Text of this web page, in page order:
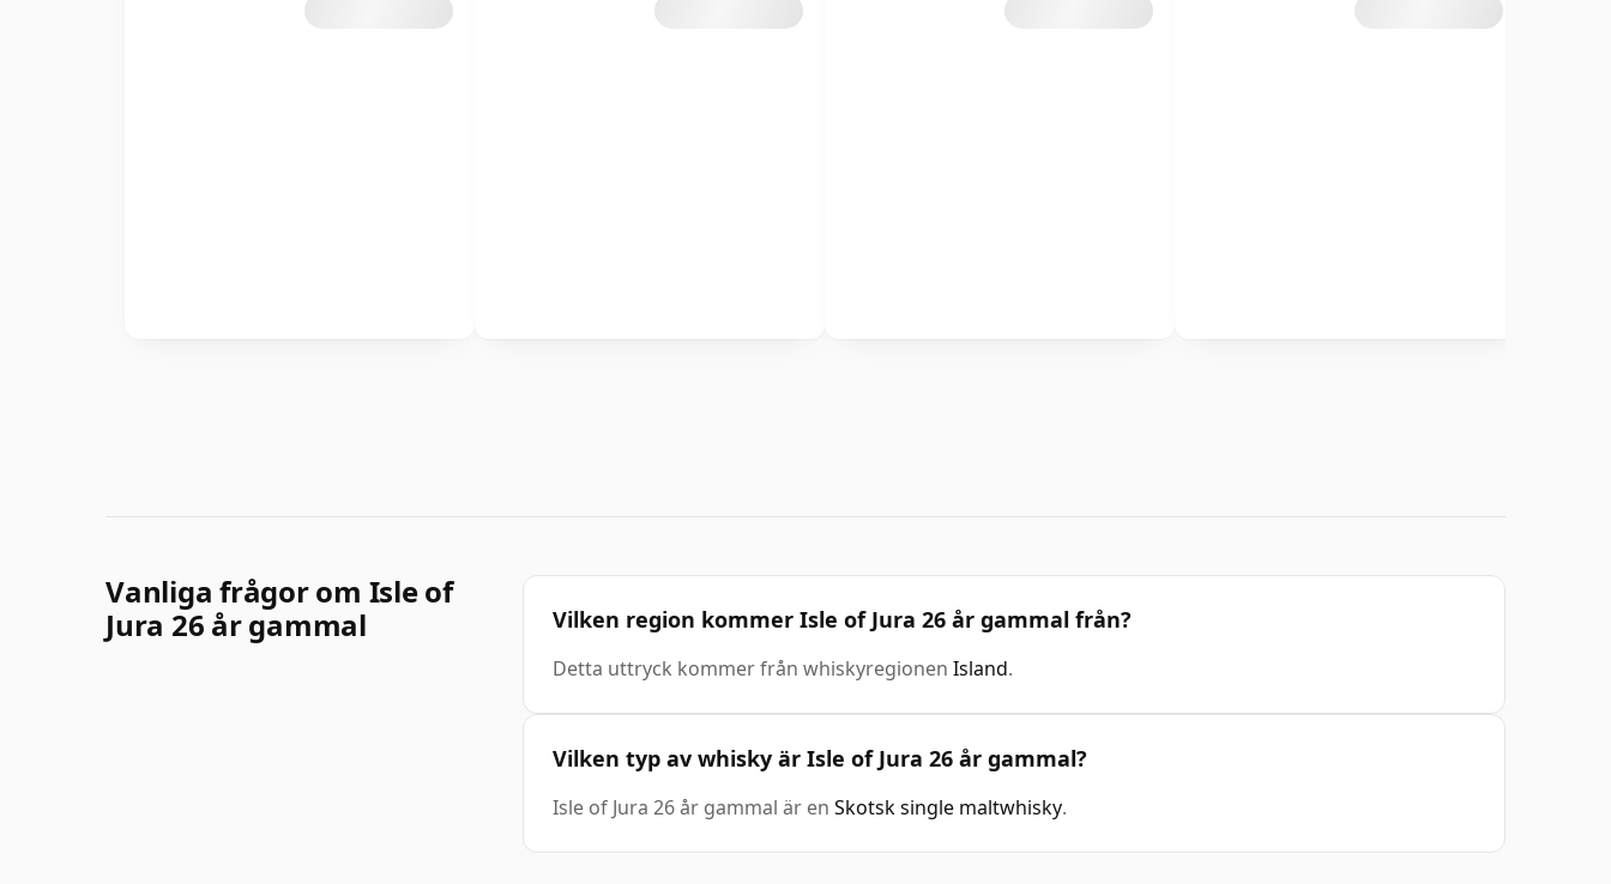
Vanliga frågor om Isle of
Jura 26 år gammal
Vilken region kommer Isle of Jura 26 år gammal från?
Detta uttryck kommer från whiskyregionen Island.
Vilken typ av whisky är Isle of Jura 26 år gammal?
Isle of Jura 26 år gammal är en Skotsk single maltwhisky.